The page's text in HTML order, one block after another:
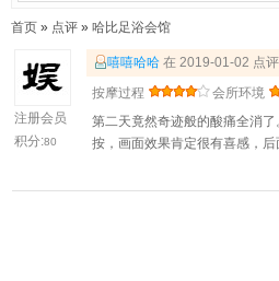
首页 » 点评 » 哈比足浴会馆
注册会员
积分:80
嘻嘻哈哈 在 2019-01-02 点评
按摩过程
会所环境
第二天竟然奇迹般的酸痛全消
按，画面效果肯定很有喜感，后